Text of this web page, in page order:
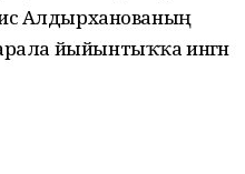
Алдырханованың
йыйынтыҡҡа ингән